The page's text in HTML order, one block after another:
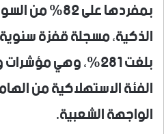
بمفردها على
الذكية، مسجلة قفزة
بلغت 281%، وهي
الفئة الاستهلاكية من
الواجهة الشعبية.